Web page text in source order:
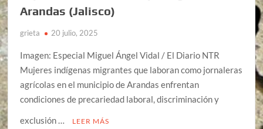
Arandas (Jalisco)
grieta 20 julio, 2025
Imagen: Especial Miguel Ángel Vidal / El Diario NTR
Mujeres indígenas migrantes que laboran como jornaleras
agrícolas en el municipio de Arandas enfrentan
condiciones de precariedad laboral, discriminación y
exclusión …
LEER MÁS